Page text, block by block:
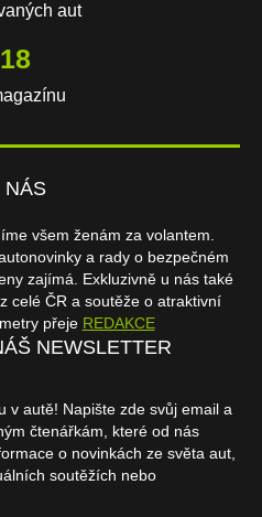
aut
18
NÁS
všem ženám za volantem.
a rady o bezpečném
zajímá. Exkluzivně u nás také
celé ČR a soutěže o atraktivní
přeje REDAKCE
NEWSLETTER
v autě! Napište zde svůj email a
čtenářkám, které od nás
o novinkách ze světa aut,
soutěžích nebo